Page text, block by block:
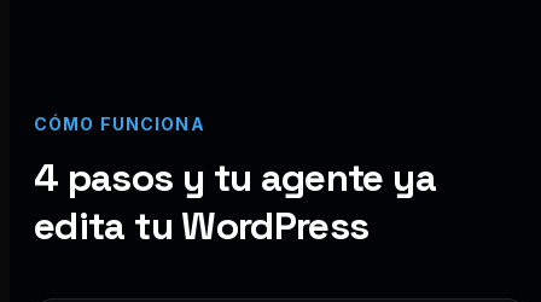
CÓMO FUNCIONA
4 pasos y tu agente ya
edita tu WordPress